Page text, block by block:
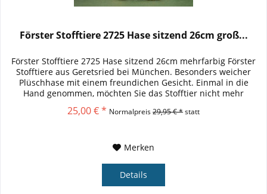
Förster Stofftiere 2725 Hase sitzend 26cm groß...
Förster Stofftiere 2725 Hase sitzend 26cm mehrfarbig Förster
Stofftiere aus Geretsried bei München. Besonders weicher
Plüschhase mit einem freundichen Gesicht. Einmal in die
Hand genommen, möchten Sie das Stofftier nicht mehr
25,00 € * Normalpreis29,95 € *statt
Merken
Details